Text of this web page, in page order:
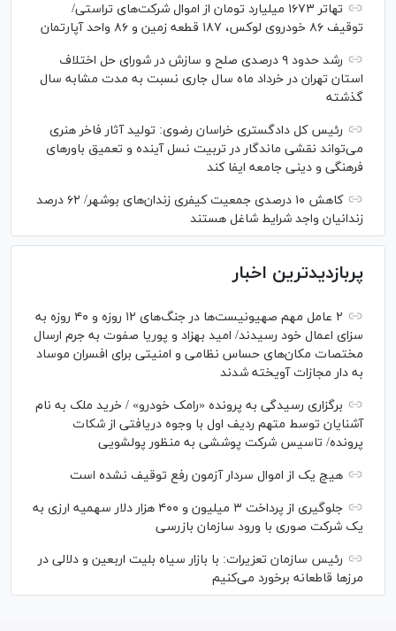
تهاتر ۱۶۷۳ میلیارد تومان از اموال شرکت‌های تراستی/
توقیف ۸۶ خودروی لوکس، ۱۸۷ قطعه زمین و ۸۶ واحد آپارتمان
رشد حدود ۹ درصدی صلح و سازش در شورای حل اختلاف
استان تهران در خرداد ماه سال جاری نسبت به مدت مشابه سال
گذشته
رئیس کل دادگستری خراسان رضوی: تولید آثار فاخر هنری
می‌تواند نقشی ماندگار در تربیت نسل آینده و تعمیق باور‌های
فرهنگی و دینی جامعه ایفا کند
کاهش ۱۰ درصدی جمعیت کیفری زندان‌های بوشهر/ ۶۲ درصد
زندانیان واجد شرایط شاغل هستند
پربازدیدترین اخبار
۲ عامل مهم صهیونیست‌ها در جنگ‌های ۱۲ روزه و ۴۰ روزه به
سزای اعمال خود رسیدند/ امید بهزاد و پوریا صفوت به جرم ارسال
مختصات مکان‌های حساس نظامی و امنیتی برای افسران موساد
به دار مجازات آویخته شدند
برگزاری رسیدگی به پرونده «رامک خودرو» / خرید ملک به نام
آشنایان توسط متهم ردیف اول با وجوه دریافتی از شکات
پرونده/ تاسیس شرکت پوششی به منظور پولشویی
هیچ یک از اموال سردار آزمون رفع توقیف نشده است
جلوگیری از پرداخت ۳ میلیون و ۴۰۰ هزار دلار سهمیه ارزی به
یک شرکت صوری با ورود سازمان بازرسی
رئیس سازمان تعزیرات: با بازار سیاه بلیت اربعین و دلالی در
مرز‌ها قاطعانه برخورد می‌کنیم